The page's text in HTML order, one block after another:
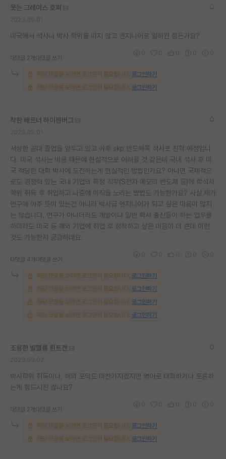
웃는 그레이스 호퍼
미국에서 석사나 박사 학위를 따지 않고 엔지니어로 일하긴 힘든가요?
대댓글 2개 대댓글 쓰기
해당 댓글을 보려면 로그인이 필요합니다. 로그인하기
해당 댓글을 보려면 로그인이 필요합니다. 로그인하기
착한 베르너 하이젠버그
서성한 공대 졸업을 앞두고 있고 이후 skp 반도체쪽 석사로 진학 예정입니
다. 미국 석사는 비용 때문에 현실적으로 어려울 것 같은데 국내 석사 후 미
국 적당한 대학 박사에 도전하는게 현실적인 방법인가요? 아니면 국제적으
로도 경쟁력 있는 국내 기업의 특정 직무(S전자 메모리 반도체 등)에 학석사
학위 취득 후 취업하고 나중에 이직을 노리는 방법도 가능한가요? 사실 제가
연구에 아주 뜻이 있는건 아니라 박사급 엔지니어가 되고 싶은 마음이 많지
는 않습니다. 연구가 아니더라도 개발이나 일반 학사 출신들이 하는 업무를
하더라도 미국 등 해외 기업에 취업 후 정착하고 싶은 마음이 더 큰데 이런
것도 가능한지 궁금하네요.
대댓글 4개 대댓글 쓰기
해당 댓글을 보려면 로그인이 필요합니다. 로그인하기
해당 댓글을 보려면 로그인이 필요합니다. 로그인하기
해당 댓글을 보려면 로그인이 필요합니다. 로그인하기
해당 댓글을 보려면 로그인이 필요합니다. 로그인하기
조용한 빌헬름 뢴트겐
박사학위 취득이나, 해외 포닥도 마찬가지겠지만 영어로 대화하거나 토론하
는게 힘드시진 않나요?
대댓글 2개 대댓글 쓰기
해당 댓글을 보려면 로그인이 필요합니다. 로그인하기
해당 댓글을 보려면 로그인이 필요합니다. 로그인하기